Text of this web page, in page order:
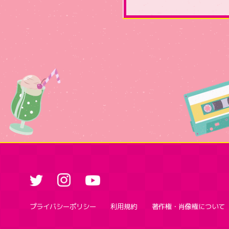
プライバシーポリシー 利用規約 著作権・肖像権について